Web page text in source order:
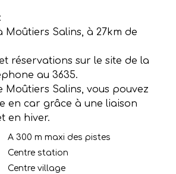
Moûtiers Salins, à 27km de
réservations sur le site de la
au 3635.
Moûtiers Salins, vous pouvez
en car grâce à une liaison
en hiver.
A 300 m maxi des pistes
Centre station
Centre village